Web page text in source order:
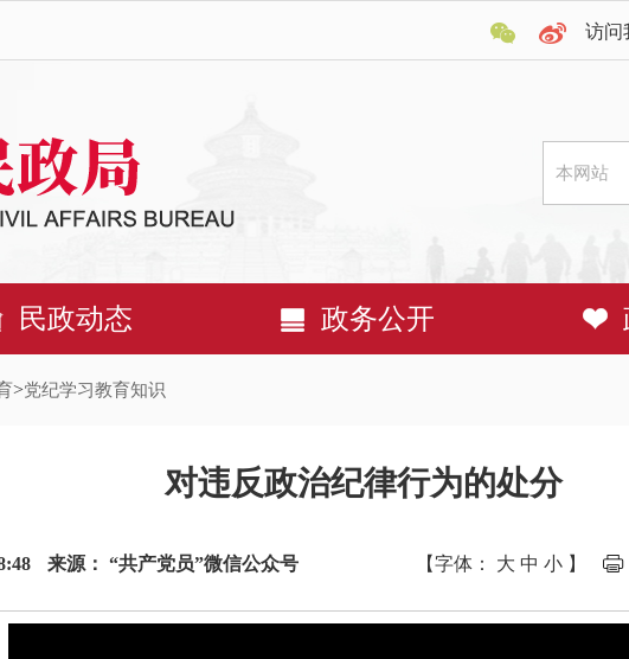
访问
民政动态 政务公开
>党纪学习教育知识
对违反政治纪律行为的处分
来源： “共产党员”微信公众号 【字体： 大 中 小 】